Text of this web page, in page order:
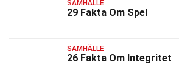
SAMHÄLLE
29 Fakta Om Spel
SAMHÄLLE
26 Fakta Om Integritet